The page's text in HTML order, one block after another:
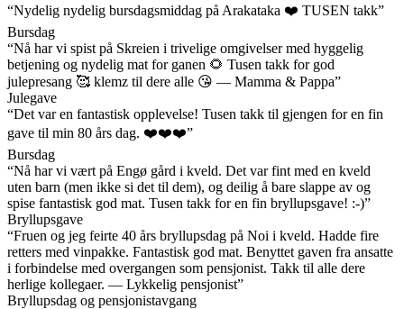
“Nydelig nydelig bursdagsmiddag på Arakataka ❤️ TUSEN takk”
Bursdag
“Nå har vi spist på Skreien i trivelige omgivelser med hyggelig
betjening og nydelig mat for ganen 🌻 Tusen takk for god
julepresang 🥰 klemz til dere alle 😘 — Mamma & Pappa”
Julegave
“Det var en fantastisk opplevelse! Tusen takk til gjengen for en fin
gave til min 80 års dag. ❤️❤️❤️”
Bursdag
“Nå har vi vært på Engø gård i kveld. Det var fint med en kveld
uten barn (men ikke si det til dem), og deilig å bare slappe av og
spise fantastisk god mat. Tusen takk for en fin bryllupsgave! :-)”
Bryllupsgave
“Fruen og jeg feirte 40 års bryllupsdag på Noi i kveld. Hadde fire
retters med vinpakke. Fantastisk god mat. Benyttet gaven fra ansatte
i forbindelse med overgangen som pensjonist. Takk til alle dere
herlige kollegaer. — Lykkelig pensjonist”
Bryllupsdag og pensjonistavgang